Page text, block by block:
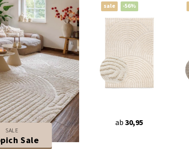
SALE
Sale
sale -56%
ab 30,95